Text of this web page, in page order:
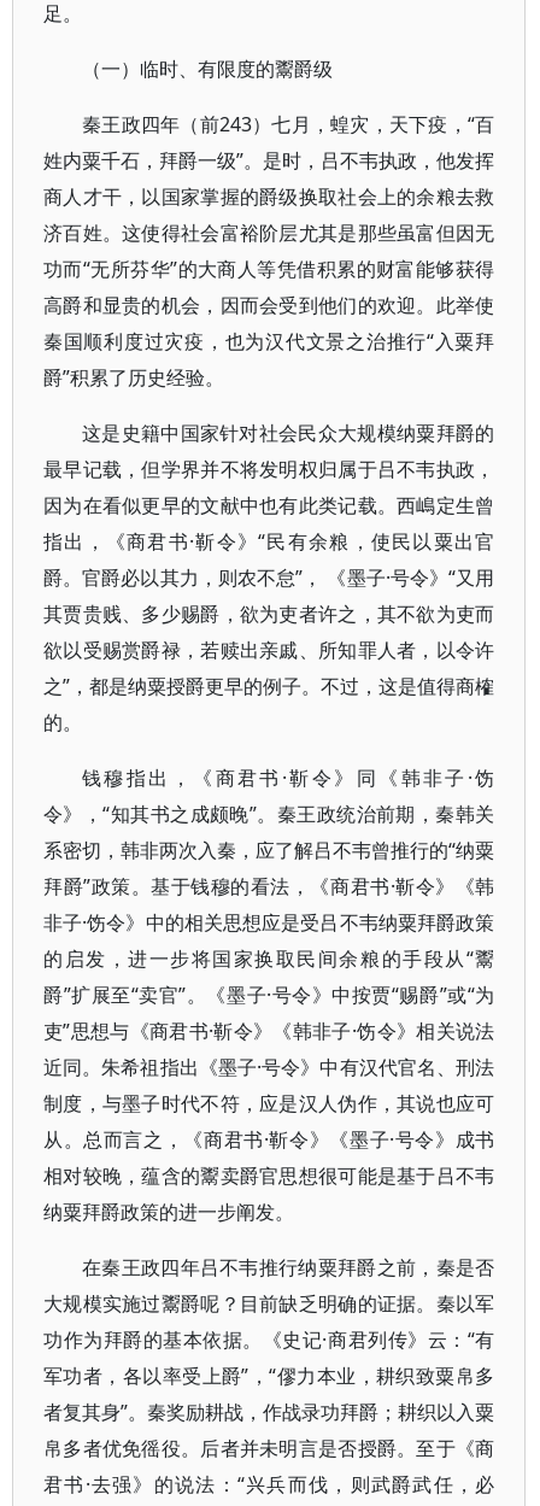
足。
（一）临时、有限度的鬻爵级
秦王政四年（前243）七月，蝗灾，天下疫，“百
姓内粟千石，拜爵一级”。是时，吕不韦执政，他发挥
商人才干，以国家掌握的爵级换取社会上的余粮去救
济百姓。这使得社会富裕阶层尤其是那些虽富但因无
功而“无所芬华”的大商人等凭借积累的财富能够获得
高爵和显贵的机会，因而会受到他们的欢迎。此举使
秦国顺利度过灾疫，也为汉代文景之治推行“入粟拜
爵”积累了历史经验。
这是史籍中国家针对社会民众大规模纳粟拜爵的
最早记载，但学界并不将发明权归属于吕不韦执政，
因为在看似更早的文献中也有此类记载。西嶋定生曾
指出，《商君书·靳令》“民有余粮，使民以粟出官
爵。官爵必以其力，则农不怠”， 《墨子·号令》“又用
其贾贵贱、多少赐爵，欲为吏者许之，其不欲为吏而
欲以受赐赏爵禄，若赎出亲戚、所知罪人者，以令许
之”，都是纳粟授爵更早的例子。不过，这是值得商榷
的。
钱穆指出，《商君书·靳令》同《韩非子·饬
令》，“知其书之成颇晚”。秦王政统治前期，秦韩关
系密切，韩非两次入秦，应了解吕不韦曾推行的“纳粟
拜爵”政策。基于钱穆的看法，《商君书·靳令》《韩
非子·饬令》中的相关思想应是受吕不韦纳粟拜爵政策
的启发，进一步将国家换取民间余粮的手段从“鬻
爵”扩展至“卖官”。《墨子·号令》中按贾“赐爵”或“为
吏”思想与《商君书·靳令》《韩非子·饬令》相关说法
近同。朱希祖指出《墨子·号令》中有汉代官名、刑法
制度，与墨子时代不符，应是汉人伪作，其说也应可
从。总而言之，《商君书·靳令》《墨子·号令》成书
相对较晚，蕴含的鬻卖爵官思想很可能是基于吕不韦
纳粟拜爵政策的进一步阐发。
在秦王政四年吕不韦推行纳粟拜爵之前，秦是否
大规模实施过鬻爵呢？目前缺乏明确的证据。秦以军
功作为拜爵的基本依据。《史记·商君列传》云：“有
军功者，各以率受上爵”，“僇力本业，耕织致粟帛多
者复其身”。秦奖励耕战，作战录功拜爵；耕织以入粟
帛多者优免徭役。后者并未明言是否授爵。至于《商
君书·去强》的说法：“兴兵而伐，则武爵武任，必